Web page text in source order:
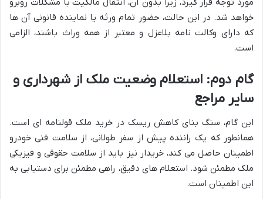
مورد توجه قرار گیرد، زیرا بدون آن، انتقال مالکیت با مشکلات روبرو
خواهد شد. در این حالت، حضور تمام ورثه یا نماینده قانونی آن ها
که دارای وکالت نامه بلاعزل و معتبر از همه وراث باشند، الزامی
است.
گام دوم: استعلام وضعیت ملک از شهرداری و
سایر مراجع
این گام، سنگ بنای کاهش ریسک در خرید ملک قولنامه ای است.
همانطور که یک راننده پیش از سفر طولانی، از سلامت فنی خودرو
اطمینان حاصل می کند، خریدار نیز باید از سلامت حقوقی و فیزیکی
ملک مطمئن شود. استعلام های دقیق، راهی مطمئن برای دستیابی به
این اطمینان است.